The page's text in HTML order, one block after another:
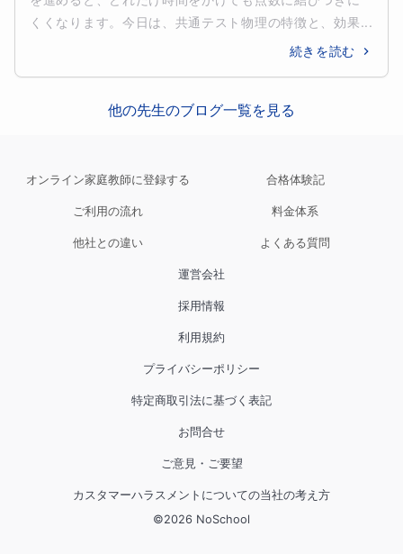
くくなります。今日は、共通テスト物理の特徴と、効果...
続きを読む
他の先生のブログ一覧を見る
オンライン家庭教師に登録する 合格体験記
ご利用の流れ 料金体系
他社との違い よくある質問
運営会社
採用情報
利用規約
プライバシーポリシー
特定商取引法に基づく表記
お問合せ
ご意見・ご要望
カスタマーハラスメントについての当社の考え方
©2026 NoSchool